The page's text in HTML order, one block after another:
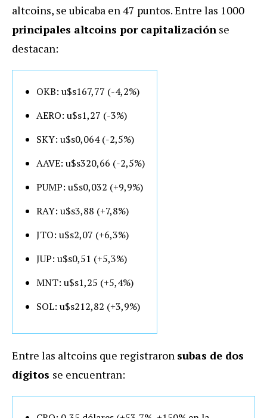
altcoins, se ubicaba en 47 puntos. Entre las 1000
principales altcoins por capitalización se
destacan:
OKB: u$s167,77 (-4,2%)
AERO: u$s1,27 (-3%)
SKY: u$s0,064 (-2,5%)
AAVE: u$s320,66 (-2,5%)
PUMP: u$s0,032 (+9,9%)
RAY: u$s3,88 (+7,8%)
JTO: u$s2,07 (+6,3%)
JUP: u$s0,51 (+5,3%)
MNT: u$s1,25 (+5,4%)
SOL: u$s212,82 (+3,9%)
Entre las altcoins que registraron subas de dos
dígitos se encuentran: